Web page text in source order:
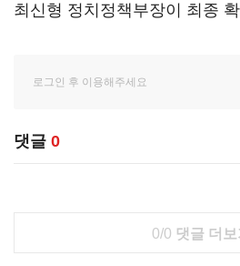
최신형 정치정책부장이 최종
댓글 0
0/0 댓글 더보